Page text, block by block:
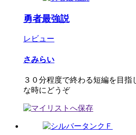
勇者最強説
レビュー
さみらい
３０分程度で終わる短編を目指
な時にどうぞ